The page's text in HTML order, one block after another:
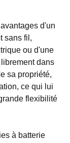
d'un
sans fil,
ou d'une
dans
sa propriété,
ce qui lui
flexibilité
à batterie